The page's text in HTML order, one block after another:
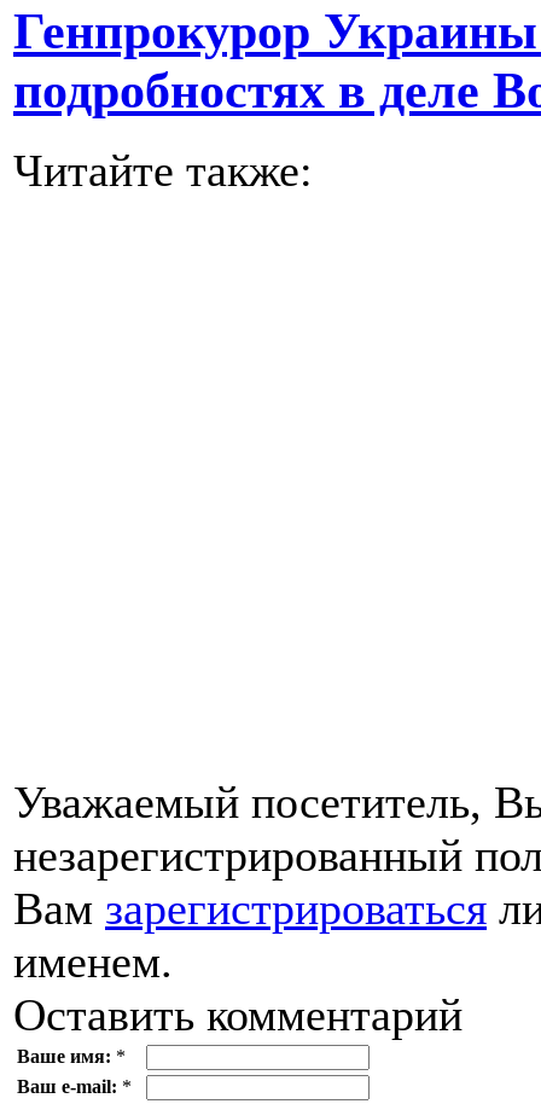
Генпрокурор
подробностях в деле
Читайте также:
Уважаемый посетитель,
незарегистрированный
Вам зарегистрироваться
именем.
Оставить комментарий
Ваше имя: *
Ваш e-mail: *